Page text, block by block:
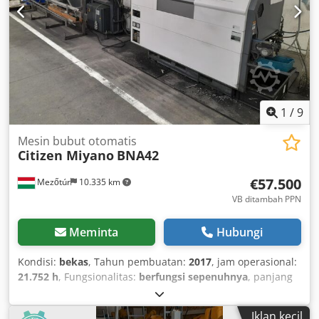
1 /9
Mezőtúr 10.335 km
Mesin bubut otomatis
Citizen Miyano BNA42
€57.500
VB ditambah PPN
Meminta Hubungi
Kondisi: bekas, Tahun pembuatan: 2017, jam operasional:
21.752 h, Fungsionalitas: berfungsi sepenuhnya, panjang
, kecepatan spindel (maks.):
rpm, kecepatan spindel (min.):50 rpm, diameter